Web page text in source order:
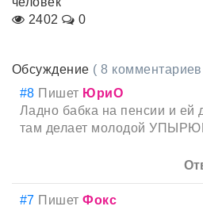
2402
0
Обсуждение ( 8
#8 Пишет ЮриО
Ладно бабка на пенсии и ей
там делает молодой
#7 ПишетФокс